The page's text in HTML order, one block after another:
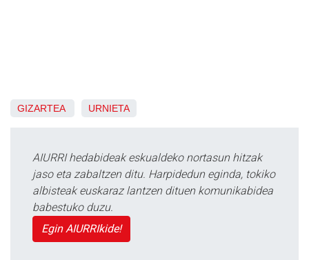
GIZARTEA URNIETA
AIURRI hedabideak eskualdeko nortasun hitzak
jaso eta zabaltzen ditu. Harpidedun eginda, tokiko
albisteak euskaraz lantzen dituen komunikabidea
babestuko duzu.
Egin AIURRIkide!